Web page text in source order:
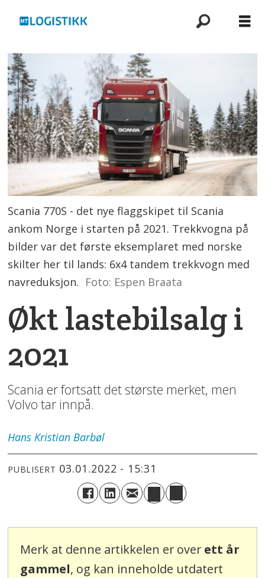
Scania 770S - det nye flaggskipet til Scania
ankom Norge i starten på 2021. Trekkvogna på
bilder var det første eksemplaret med norske
skilter her til lands: 6x4 tandem trekkvogn med
navreduksjon. Foto: Espen Braata
Økt lastebilsalg i
2021
Scania er fortsatt det største merket, men
Volvo tar innpå.
Hans Kristian Barbøl
PUBLISERT 03.01.2022 - 15:31
Merk at denne artikkelen er over ett år
gammel, og kan inneholde utdatert